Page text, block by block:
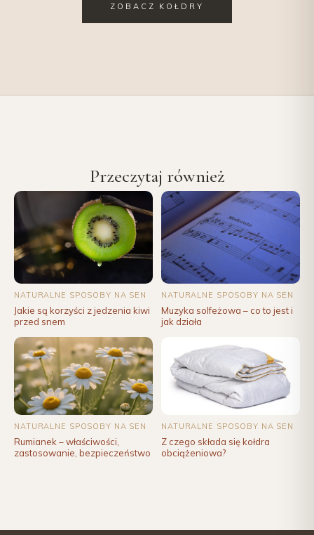
ZOBACZ KOŁDRY
Przeczytaj również
NATURALNE SPOSOBY NA SEN
Jakie są korzyści z jedzenia kiwi
przed snem
NATURALNE SPOSOBY NA SEN
Muzyka solfeżowa – co to jest i
jak działa
NATURALNE SPOSOBY NA SEN
Rumianek – właściwości,
zastosowanie, bezpieczeństwo
NATURALNE SPOSOBY NA SEN
Z czego składa się kołdra
obciążeniowa?